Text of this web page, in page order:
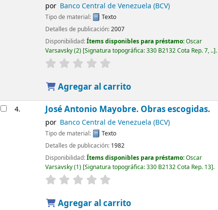
por Banco Central de Venezuela (BCV)
Tipo de material:
Texto
Detalles de publicación:2007
Disponibilidad:Ítems disponibles para préstamo:Oscar
Varsavsky(2) Signatura topográfica:330 B2132 Cota Rep. 7, .. .
Agregar al carrito
4. José Antonio Mayobre. Obras escogidas.
por Banco Central de Venezuela (BCV)
Tipo de material:
Texto
Detalles de publicación: 1982
Disponibilidad:Ítems disponibles para préstamo:Oscar
Varsavsky(1) Signatura topográfica:330 B2132 Cota Rep. 13 .
Agregar al carrito